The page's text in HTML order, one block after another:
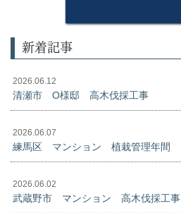
新着記事
2026.06.12
清瀬市 O様邸 高木伐採工事
2026.06.07
練馬区 マンション 植栽管理年間
2026.06.02
武蔵野市 マンション 高木伐採工事